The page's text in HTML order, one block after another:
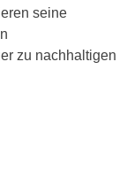
seine
zu nachhaltigen